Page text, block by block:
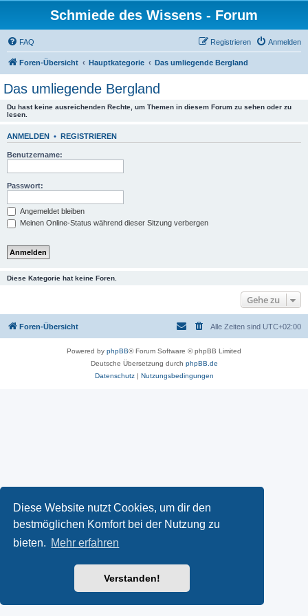
Diese Website nutzt Cookies, um dir den
bestmöglichen Komfort bei der Nutzung zu
bieten. Mehr erfahren
Verstanden!
Schmiede des Wissens - Forum
FAQ Anmelden
Registrieren
Foren-Übersicht Hauptkategorie Das umliegende Bergland
Das umliegende Bergland
Du hast keine ausreichenden Rechte, um Themen in diesem Forum zu sehen oder zu
lesen.
ANMELDEN • REGISTRIEREN
Benutzername:
Passwort:
Angemeldet bleiben
Meinen Online-Status während dieser Sitzung verbergen
Diese Kategorie hat keine Foren.
Gehe zu
Foren-Übersicht Alle Zeiten sind UTC+02:00
Powered by phpBB® Forum Software © phpBB Limited
Deutsche Übersetzung durch phpBB.de
Datenschutz| Nutzungsbedingungen